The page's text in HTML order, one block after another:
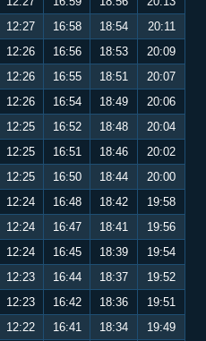
12:27 16:58 18:54
20:11
12:26 16:56 18:53
20:09
12:26 16:55 18:51
20:07
12:26 16:54 18:49
20:06
12:25 16:52 18:48
20:04
12:25 16:51 18:46
20:02
12:25 16:50 18:44
20:00
12:24 16:48 18:42
19:58
12:24 16:47 18:41
19:56
12:24 16:45 18:39
19:54
12:23 16:44 18:37
19:52
12:23 16:42 18:36
19:51
12:22 16:41 18:34
19:49